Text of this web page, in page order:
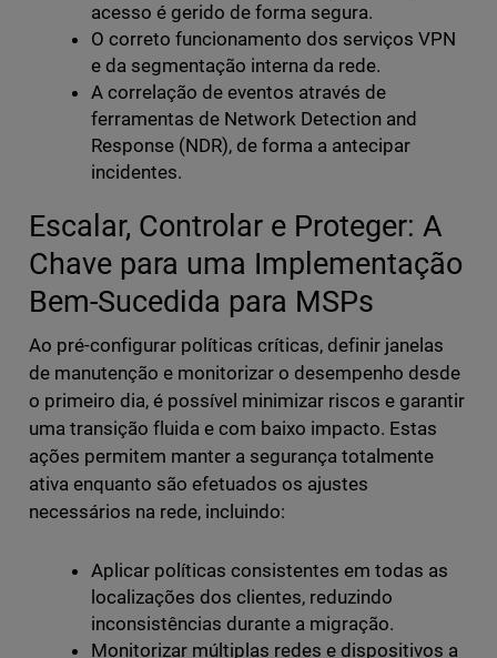
acesso é gerido de forma segura.
O correto funcionamento dos serviços VPN
e da segmentação interna da rede.
A correlação de eventos através de
ferramentas de Network Detection and
Response (NDR), de forma a antecipar
incidentes.
Escalar, Controlar e Proteger: A
Chave para uma Implementação
Bem-Sucedida para MSPs
Ao pré-configurar políticas críticas, definir janelas
de manutenção e monitorizar o desempenho desde
o primeiro dia, é possível minimizar riscos e garantir
uma transição fluida e com baixo impacto. Estas
ações permitem manter a segurança totalmente
ativa enquanto são efetuados os ajustes
necessários na rede, incluindo:
Aplicar políticas consistentes em todas as
localizações dos clientes, reduzindo
inconsistências durante a migração.
Monitorizar múltiplas redes e dispositivos a